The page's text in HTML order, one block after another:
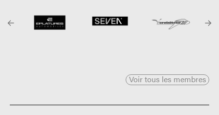
Voir tous les membres